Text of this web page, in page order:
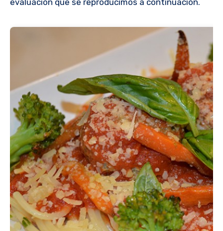
evaluación que se reproducimos a continuación.